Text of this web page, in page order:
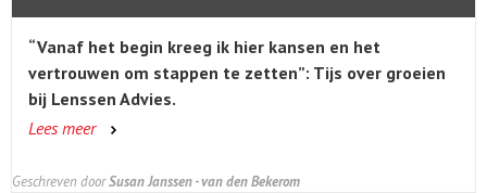
“Vanaf het begin kreeg ik hier kansen en het
vertrouwen om stappen te zetten”: Tijs over groeien
bij Lenssen Advies.
Lees meer
Geschreven doorSusan Janssen - van den Bekerom